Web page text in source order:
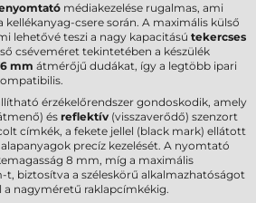
médiakezelése rugalmas, ami
kellékanyag-csere során. A maximális külső
lehetővé teszi a nagy kapacitású tekercses
cséveméret tekintetében a készülék
mm átmérőjű dudákat, így a legtöbb ipari
érzékelőrendszer gondoskodik, amely
és reflektív (visszaverődő) szenzort
címkék, a fekete jellel (black mark) ellátott
precíz kezelését. A nyomtató
8 mm, míg a maximális
t, biztosítva a széleskörű alkalmazhatóságot
a nagyméretű raklapcímkékig.